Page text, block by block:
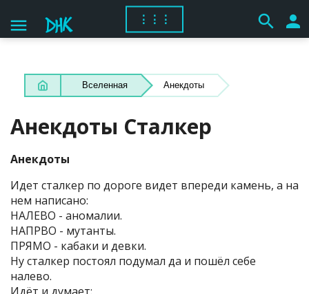
menu ⋮⋮⋮ search person
Вселенная Анекдоты
Анекдоты Сталкер
Анекдоты
Идет сталкер по дороге видет впереди камень, а на
нем написано:
НАЛЕВО - аномалии.
НАПРВО - мутанты.
ПРЯМО - кабаки и девки.
Ну сталкер постоял подумал да и пошёл себе
налево.